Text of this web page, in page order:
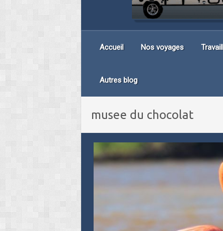
Accueil Nos voyages
Autres blog
musee du chocolat